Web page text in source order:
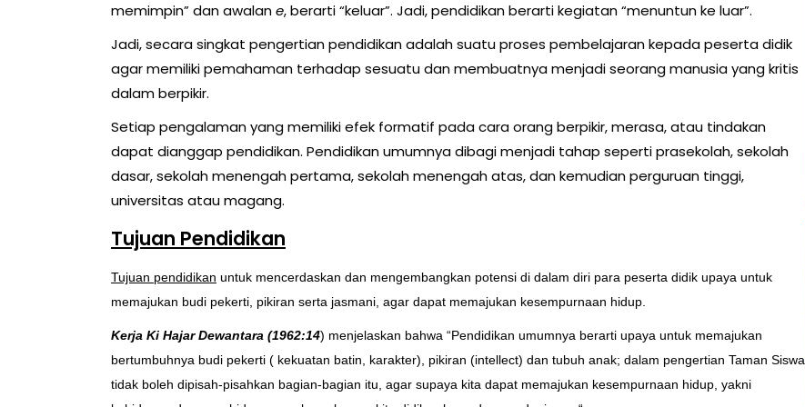
memimpin” dan awalane, berarti “keluar”. Jadi, pendidikan berarti kegiatan “menuntun ke luar”.
Jadi, secara singkat pengertian pendidikan adalah suatu proses pembelajaran kepada peserta didik
agar memiliki pemahaman terhadap sesuatu dan membuatnya menjadi seorang manusia yang kritis
dalam berpikir.
Setiap pengalaman yang memiliki efek formatif pada cara orang berpikir, merasa, atau tindakan
dapat dianggap pendidikan. Pendidikan umumnya dibagi menjadi tahap seperti prasekolah, sekolah
dasar, sekolah menengah pertama, sekolah menengah atas, dan kemudian perguruan tinggi,
universitas atau magang.
Tujuan Pendidikan
Tujuan pendidikan untuk mencerdaskan dan mengembangkan potensi di dalam diri para peserta didik upaya untuk
memajukan budi pekerti, pikiran serta jasmani, agar dapat memajukan kesempurnaan hidup.
Kerja Ki Hajar Dewantara (1962:14) menjelaskan bahwa “Pendidikan umumnya berarti upaya untuk memajukan
bertumbuhnya budi pekerti ( kekuatan batin, karakter), pikiran (intellect) dan tubuh anak; dalam pengertian Taman Siswa
tidak boleh dipisah-pisahkan bagian-bagian itu, agar supaya kita dapat memajukan kesempurnaan hidup, yakni